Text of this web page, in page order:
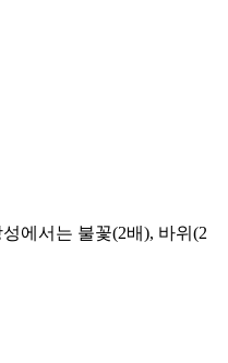
에서는 불꽃(2배), 바위(2